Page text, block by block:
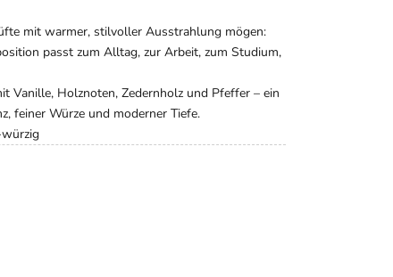
mit warmer, stilvoller Ausstrahlung mögen:
passt zum Alltag, zur Arbeit, zum Studium,
Vanille, Holznoten, Zedernholz und Pfeffer – ein
feiner Würze und moderner Tiefe.